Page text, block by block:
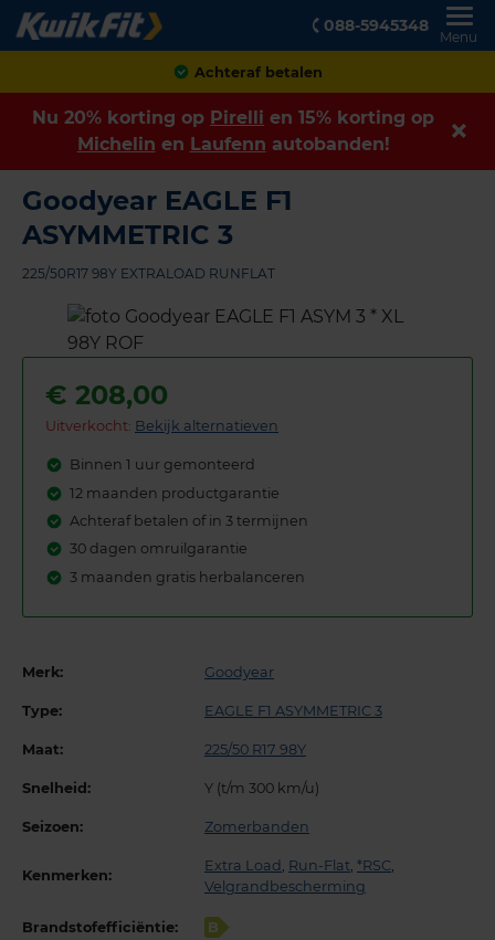
088-5945348
Menu
Klanten geven ons een
Nu 20% korting op Pirelli en 15% korting op
Michelin en Laufenn autobanden!
Goodyear EAGLE F1
ASYMMETRIC 3
225/50R17 98Y EXTRALOAD RUNFLAT
€ 208,00
Uitverkocht: Bekijk alternatieven
Binnen 1 uur gemonteerd
12 maanden productgarantie
Achteraf betalen of in 3 termijnen
30 dagen omruilgarantie
3 maanden gratis herbalanceren
Merk: Goodyear
Type: EAGLE F1 ASYMMETRIC 3
Maat: 225/50 R17 98Y
Snelheid: Y (t/m 300 km/u)
Seizoen: Zomerbanden
Kenmerken:
Extra Load , Run-Flat, *RSC,
Velgrandbescherming
Brandstofefficiëntie: B